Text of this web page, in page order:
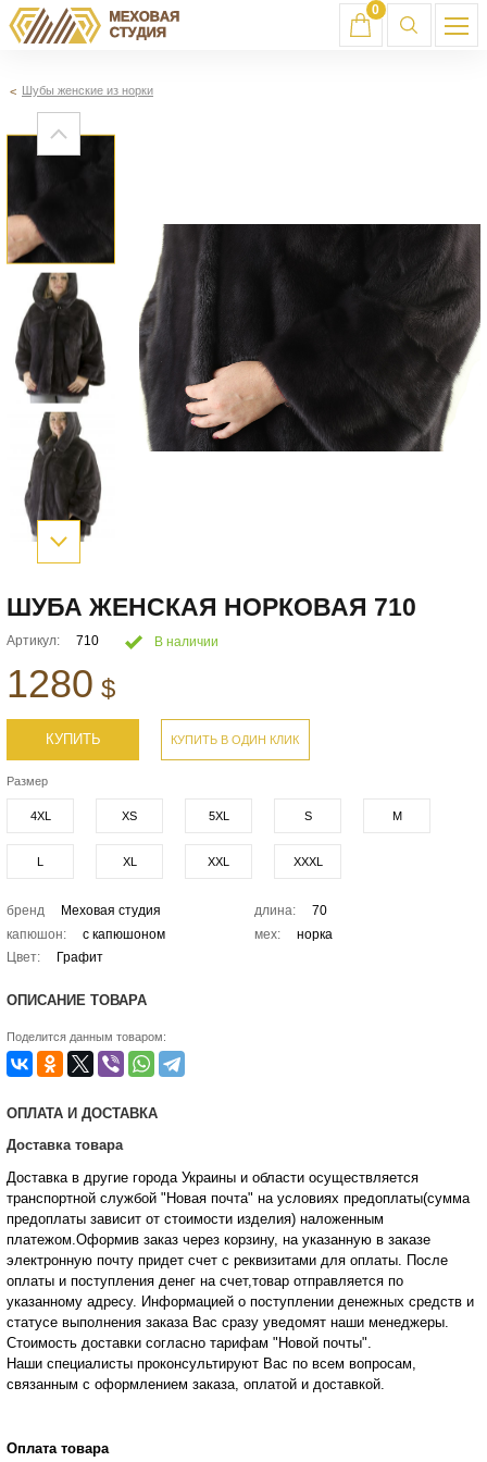
0
Шубы женские из норки
ШУБА ЖЕНСКАЯ НОРКОВАЯ 710
Артикул: 710 В наличии
1280 $
КУПИТЬ КУПИТЬ В ОДИН КЛИК
Размер
4XL XS 5XL S M
XL XXL XXXL
бренд Меховая студия длина:
70
капюшон:
с капюшоном мех:
норка
Цвет:
Графит
ОПИСАНИЕ ТОВАРА
Поделится данным товаром:
ОПЛАТА И ДОСТАВКА
Доставка товара
Доставка в другие города Украины и области осуществляется
транспортной службой "Новая почта" на условиях предоплаты(сумма
предоплаты зависит от стоимости изделия) наложенным
платежом.Оформив заказ через корзину, на указанную в заказе
электронную почту придет счет с реквизитами для оплаты. После
оплаты и поступления денег на счет,товар отправляется по
указанному адресу. Информацией о поступлении денежных средств и
статусе выполнения заказа Вас сразу уведомят наши менеджеры.
Стоимость доставки согласно тарифам "Новой почты".
Наши специалисты проконсультируют Вас по всем вопросам,
связанным с оформлением заказа, оплатой и доставкой.
Оплата товара